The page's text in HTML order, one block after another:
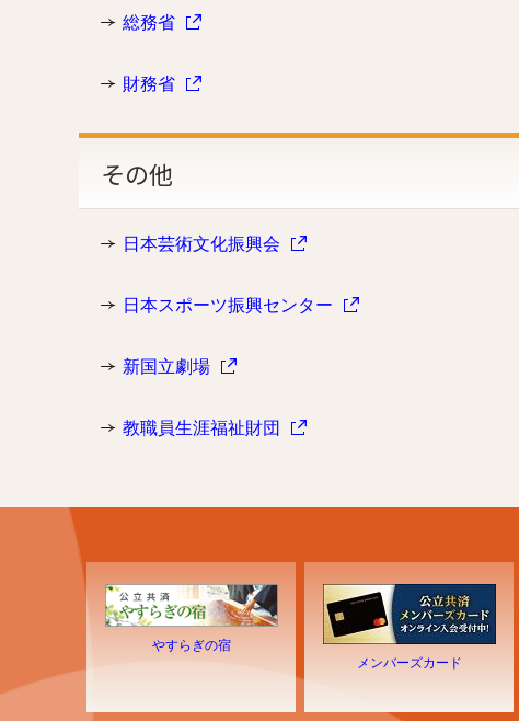
総務省
財務省
その他
日本芸術文化振興会
日本スポーツ振興センター
新国立劇場
教職員生涯福祉財団
やすらぎの宿
メンバーズカード